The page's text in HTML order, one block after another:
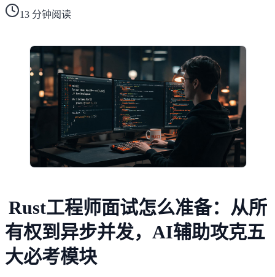
13 分钟阅读
Rust工程师面试怎么准备：从所
有权到异步并发，AI辅助攻克五
大必考模块